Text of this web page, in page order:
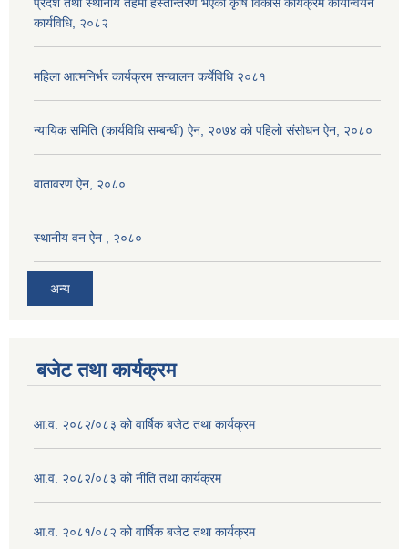
कार्यविधि, २०८२
महिला आत्मनिर्भर कार्यक्रम सन्चालन कर्येविधि २०८१
न्यायिक समिति (कार्यविधि सम्बन्धी) ऐन, २०७४ को पहिलो संसोधन ऐन, २०८०
वातावरण ऐन, २०८०
स्थानीय वन ऐन , २०८०
अन्य
बजेट तथा कार्यक्रम
आ.व. २०८२/०८३ को वार्षिक बजेट तथा कार्यक्रम
आ.व. २०८२/०८३ को नीति तथा कार्यक्रम
आ.व. २०८१/०८२ को वार्षिक बजेट तथा कार्यक्रम